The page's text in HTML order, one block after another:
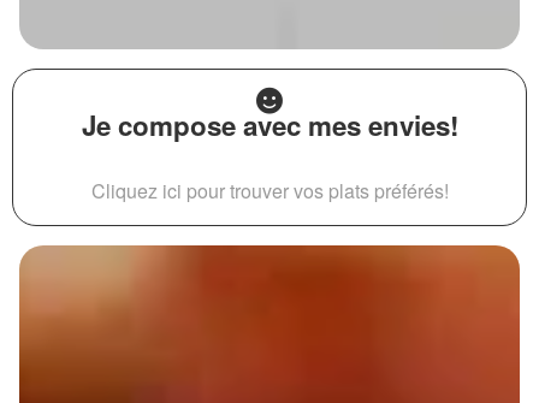
Je compose avec mes envies!
Cliquez ici pour trouver vos plats préférés!